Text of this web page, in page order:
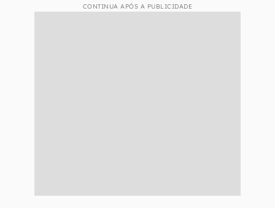
CONTINUA APÓS A PUBLICIDADE